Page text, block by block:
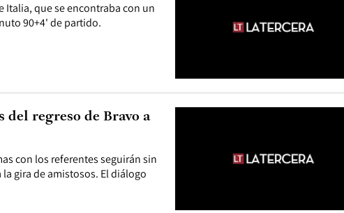
Italia, que se encontraba con un
90+4' de partido.
con los referentes seguirán sin
gira de amistosos. El diálogo
del regreso de Bravo a